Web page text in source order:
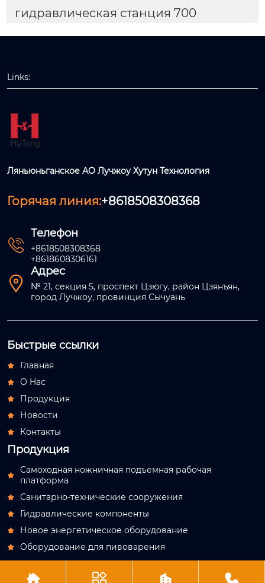
гидравлическая станция 700
Links:
Ляньюньганское АО Лучжоу Хутун Технология
Горячая линия:+8618508308368

Телефон
+8618508308368
+8618608306161

Адрес
№ 21, секция 5, проспект Цзюгу, район Цзянъян,
город Лучжоу, провинция Сычуань
Быстрые ссылки
 Главная
 О Hас
 Продукция
 Новости
 Контакты
Продукция

Самоходная ножничная подъемная рабочая
платформа
 Санитарно-технические сооружения
 Гидравлические компоненты
 Новое энергетическое оборудование
 Оборудование для пивоварения
   